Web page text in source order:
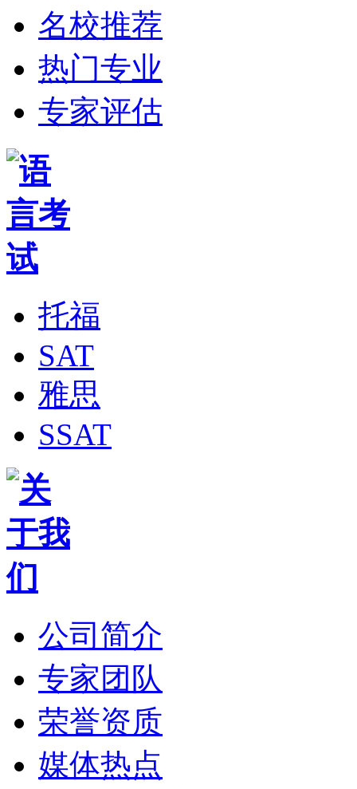
名校推荐
热门专业
专家评估
托福
SAT
雅思
SSAT
公司简介
专家团队
荣誉资质
媒体热点